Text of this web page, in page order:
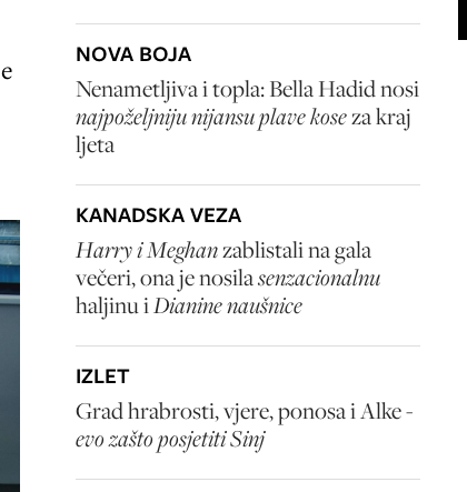
NOVA BOJA
Nenametljiva i topla: Bella Hadid nosi
najpoželjniju nijansu plave koseza kraj
ljeta
KANADSKA VEZA
Harry i Meghanzablistali na gala
večeri, ona je nosilasenzacionalnu
haljinu iDianine naušnice
IZLET
Grad hrabrosti, vjere, ponosa i Alke -
evo zašto posjetiti Sinj